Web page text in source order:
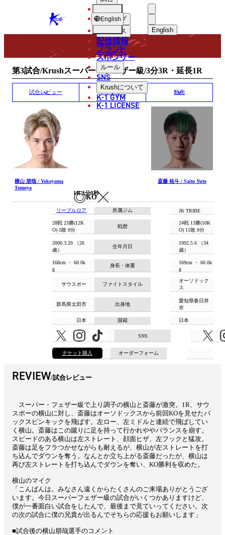
KRUSH English
한국어
中文（简体）
中文（繁體）
ショップ
ニュース
配信情報
ブランド
スポンサー
ルール
SNS
Krushについて
K-1 GYM
K-1 LICENSE
English
MATCH RESULT
試合結果
第3試合/Krushスーパー・フェザー級/3分3R・延長1R
試合レビュー ギャラリー 動画
横山 朋哉 / Yokoyama
Tomoya
KO
1R 2分0秒
斎藤 祐斗 / Saito Yuto
所属ジム
リーブルロア JK TRIBE
戦歴
28戦 23勝(12K
O) 5敗 0分
24戦 13勝(10K
O) 11敗 0分
生年月日
2000.3.20 （26
歳）
1992.5.6 （34
歳）
身長・体重
168cm ・ 60.0k
g
169cm ・ 60.0k
g
ファイトスタイル
サウスポー
オーソドック
ス
出身地
群馬県太田市
愛知県春日井
市
国籍
日本 日本
SNS
オーダーフォーム
チケット購入
REVIEW 試合レビュー
スーパー・フェザー級で上り調子の横山と斎藤が激突。1R、サウ
スポーの横山に対し、斎藤はオーソドックスから前回KOを見せたバ
ックスピンキックを飛ばす。左ロー、左ミドルと連続で飛ばしてい
く横山。斎藤はこの蹴りに足を持って行かれややバランスを崩す。
スピードのある横山は左ストレート、顔面ヒザ、左フックと猛攻。
斎藤は足をフラつかせながらも耐えるが、横山が左ストレートを打
ち込んでダウンを奪う。なんとか立ち上がる斎藤だったが、横山は
再び左ストレートを打ち込んでダウンを奪い、KO勝利を収めた。
横山のマイク
「こんばんは。みなさん遠くからたくさんのご来場ありがとうござ
います。今日スーパーフェザー級の試合がいくつかありますけど、
僕が一番面白い試合をしたんで、最後まで見ていってください。次
の次の試合に僕の兄貴が出るんでそちらの応援もお願いします」
■試合後の横山朋哉選手のコメント